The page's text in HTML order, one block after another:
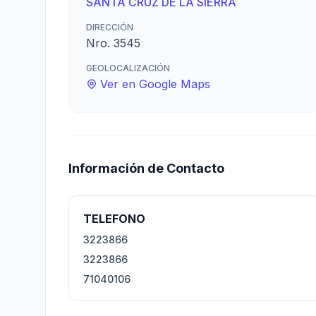
DIRECCIÓN
Nro. 3545
GEOLOCALIZACIÓN
Ver en Google Maps
Información de Contacto
TELEFONO
3223866
3223866
71040106